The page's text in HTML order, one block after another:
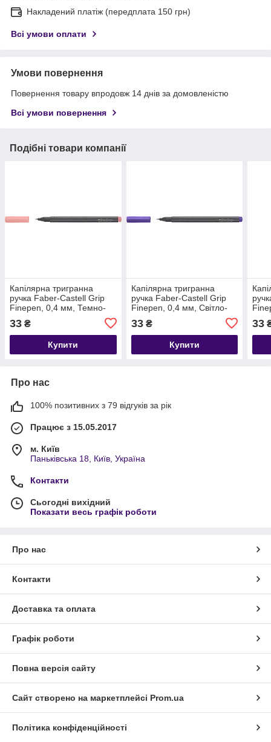
Накладений платіж (передплата 150 грн)
Всі умови оплати
Умови повернення
Повернення товару впродовж 14 днів за домовленістю
Всі умови повернення
Подібні товари компанії
Капілярна тригранна
ручка Faber-Castell Grip
Finepen, 0,4 мм, Темно-
33 ₴
Купити
Капілярна тригранна
ручка Faber-Castell Grip
Finepen, 0,4 мм, Світло-
33₴
Купити
33
Про нас
100% позитивних з 79 відгуків за рік
Працює з 15.05.2017
м. Київ
Паньківська 18, Київ, Україна
Контакти
Сьогодні вихідний
Показати весь графік роботи
Про нас
Контакти
Доставка та оплата
Графік роботи
Повна версія сайту
Сайт створено на маркетплейсі Prom.ua
Політика конфіденційності